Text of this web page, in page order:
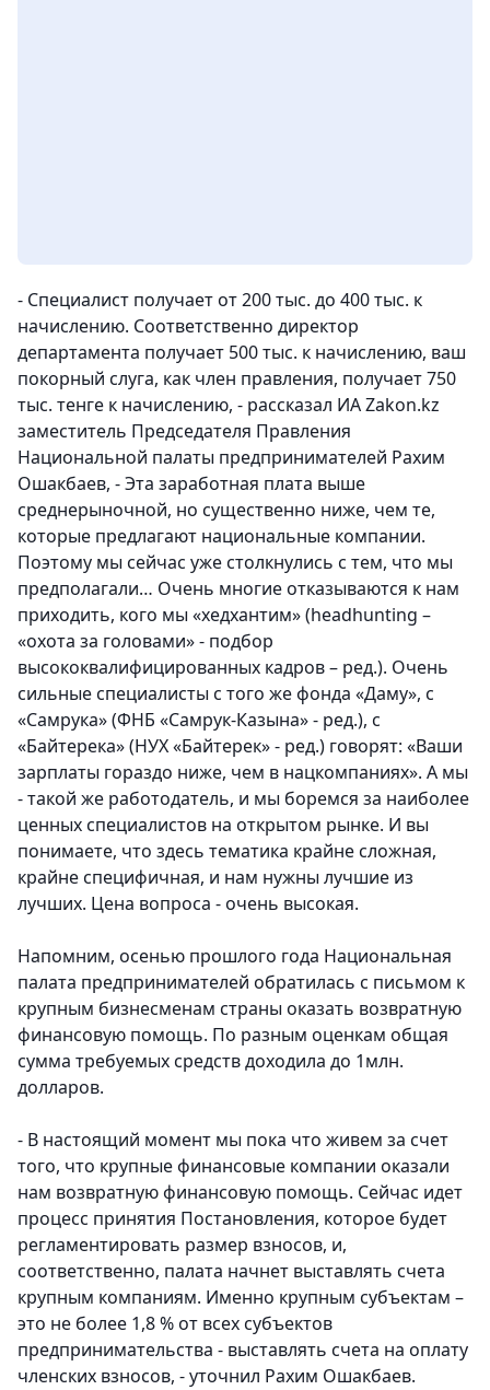
- Специалист получает от 200 тыс. до 400 тыс. к
начислению. Соответственно директор
департамента получает 500 тыс. к начислению, ваш
покорный слуга, как член правления, получает 750
тыс. тенге к начислению, - рассказал ИА Zakon.kz
заместитель Председателя Правления
Национальной палаты предпринимателей Рахим
Ошакбаев, - Эта заработная плата выше
среднерыночной, но существенно ниже, чем те,
которые предлагают национальные компании.
Поэтому мы сейчас уже столкнулись с тем, что мы
предполагали… Очень многие отказываются к нам
приходить, кого мы «хедхантим» (headhunting –
«охота за головами» - подбор
высококвалифицированных кадров – ред.). Очень
сильные специалисты с того же фонда «Даму», с
«Самрука» (ФНБ «Самрук-Казына» - ред.), с
«Байтерека» (НУХ «Байтерек» - ред.) говорят: «Ваши
зарплаты гораздо ниже, чем в нацкомпаниях». А мы
- такой же работодатель, и мы боремся за наиболее
ценных специалистов на открытом рынке. И вы
понимаете, что здесь тематика крайне сложная,
крайне специфичная, и нам нужны лучшие из
лучших. Цена вопроса - очень высокая.
Напомним, осенью прошлого года Национальная
палата предпринимателей обратилась с письмом к
крупным бизнесменам страны оказать возвратную
финансовую помощь. По разным оценкам общая
сумма требуемых средств доходила до 1млн.
долларов.
- В настоящий момент мы пока что живем за счет
того, что крупные финансовые компании оказали
нам возвратную финансовую помощь. Сейчас идет
процесс принятия Постановления, которое будет
регламентировать размер взносов, и,
соответственно, палата начнет выставлять счета
крупным компаниям. Именно крупным субъектам –
это не более 1,8 % от всех субъектов
предпринимательства - выставлять счета на оплату
членских взносов, - уточнил Рахим Ошакбаев.